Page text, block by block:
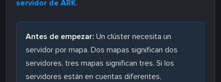
servidor de ARK.
Antes de empezar: Un clúster necesita un
servidor por mapa. Dos mapas significan dos
servidores, tres mapas significan tres. Si los
servidores están en cuentas diferentes,